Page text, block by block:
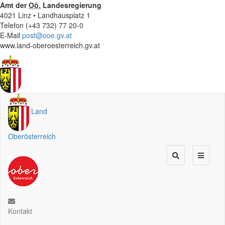
Amt derOö. Landesregierung
4021 Linz • Landhausplatz 1
Telefon (+43 732) 77 20-0
E-Mail post@ooe.gv.at
www.land-oberoesterreich.gv.at
Land
Oberösterreich
Kontakt